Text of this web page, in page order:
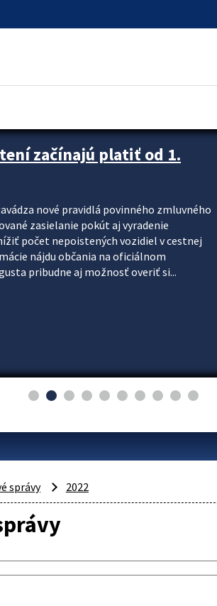
začínajú platiť od 1.
nové pravidlá povinného zmluvného
zasielanie pokút aj vyradenie
počet nepoistených vozidiel v cestnej
nájdu občania na oficiálnom
pribudne aj možnosť overiť si...
správy 2022